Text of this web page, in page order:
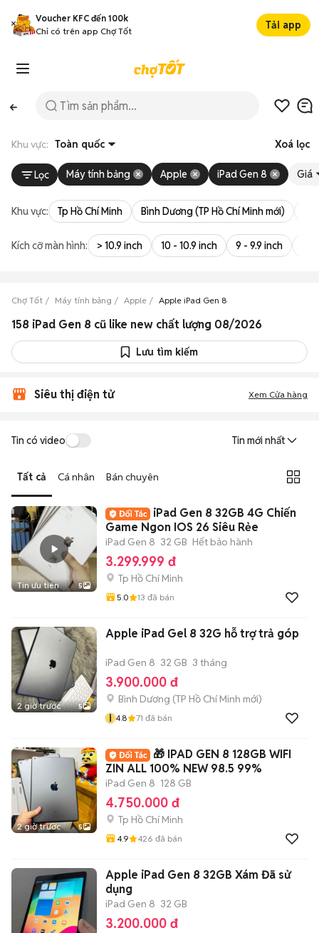
Voucher KFC đến 100k
Chỉ có trên app Chợ Tốt
Tải app
Khu vực: Toàn quốc Xoá lọc
Lọc Máy tính bảng Apple iPad Gen 8 Giá
Khu vực: Tp Hồ Chí Minh Bình Dương (TP Hồ Chí Minh mới)
Kích cỡ màn hình: > 10.9 inch 10 - 10.9 inch 9 - 9.9 inch
Chợ Tốt Máy tính bảng Apple Apple iPad Gen 8
158 iPad Gen 8 cũ like new chất lượng 08/2026
Lưu tìm kiếm
Siêu thị điện tử Xem Cửa hàng
Tin có video Tin mới nhất
Tất cả Cá nhân Bán chuyên
Tin ưu tiên 5
iPad Gen 8 32GB 4G Chiến
Game Ngon IOS 26 Siêu Rẻe
iPad Gen 8 32 GB Hết bảo hành
3.299.999 đ
Tp Hồ Chí Minh
5.0 13 đã bán
2 giờ trước 5
Apple iPad Gel 8 32G hỗ trợ trả góp
iPad Gen 8 32 GB 3 tháng
3.900.000 đ
Bình Dương (TP Hồ Chí Minh mới)
i 4.8 71 đã bán
2 giờ trước 5
🎁 IPAD GEN 8 128GB WIFI
ZIN ALL 100% NEW 98.5 99%
iPad Gen 8 128 GB
4.750.000 đ
Tp Hồ Chí Minh
4.9 426 đã bán
Apple iPad Gen 8 32GB Xám Đã sử
dụng
iPad Gen 8 32 GB
3.200.000 đ